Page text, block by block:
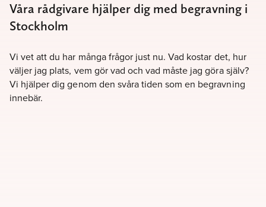
Våra rådgivare hjälper dig med begravning i
Stockholm
Vi vet att du har många frågor just nu. Vad kostar det, hur
väljer jag plats, vem gör vad och vad måste jag göra själv?
Vi hjälper dig genom den svåra tiden som en begravning
innebär.